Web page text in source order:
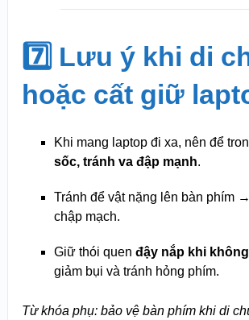
7️⃣ Lưu ý khi di
hoặc cất giữ
Khi mang laptop đi xa, nên để
sốc, tránh va đập mạnh.
Tránh để vật nặng lên bàn phím
chập mạch.
Giữ thói quen đậy nắp khi
giảm bụi và tránh hỏng phím.
Từ khóa phụ: bảo vệ bàn phím khi di